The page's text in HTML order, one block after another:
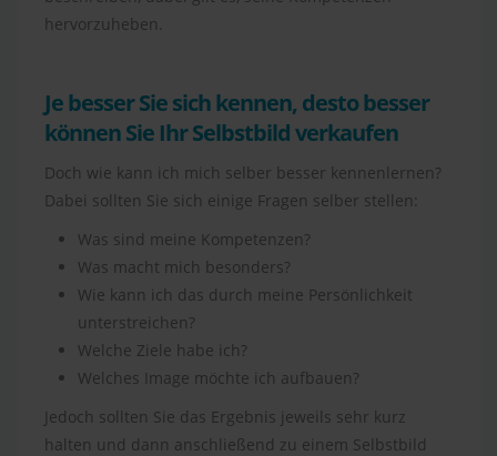
hervorzuheben.
Je besser Sie sich kennen, desto besser
können Sie Ihr Selbstbild verkaufen
Doch wie kann ich mich selber besser kennenlernen?
Dabei sollten Sie sich einige Fragen selber stellen:
Was sind meine Kompetenzen?
Was macht mich besonders?
Wie kann ich das durch meine Persönlichkeit
unterstreichen?
Welche Ziele habe ich?
Welches Image möchte ich aufbauen?
Jedoch sollten Sie das Ergebnis jeweils sehr kurz
halten und dann anschließend zu einem Selbstbild